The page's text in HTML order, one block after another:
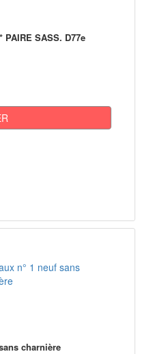
PAIRE SASS. D77e
charnière